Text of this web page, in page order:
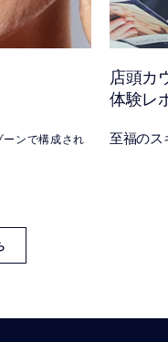
ンで構成され
店頭カ
体験レ
至福のス